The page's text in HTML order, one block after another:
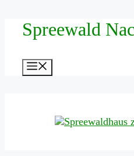
Zum
InhaltSpreewald